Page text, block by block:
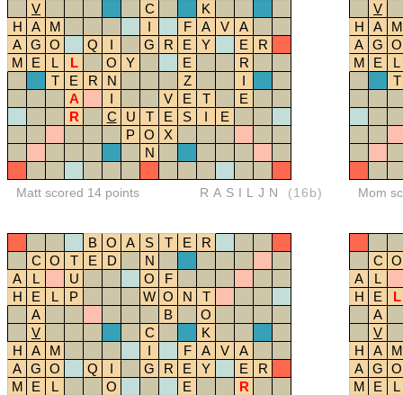
V
C
K
H
A M I F A V
A
A G O Q I G R E Y E
R
M
E L L O Y E
R
T
E R N Z
I
A
I V E T
E
R
C U T E S I
E
P O
X
N
Matt scored 14 points RASILJN (16b)
V
H
A
M
A G O
M
E
L
T
Mom
B O A S T E
R
C O T E D
N
A
L U O
F
H
E L P W O N
T
A
B
O
V
C
K
H
A M I F A V
A
A G O Q I G R E Y E
R
M
E L O E
R
C O
A
L
H
E
L
A
V
H
A
M
A G O
M
E
L